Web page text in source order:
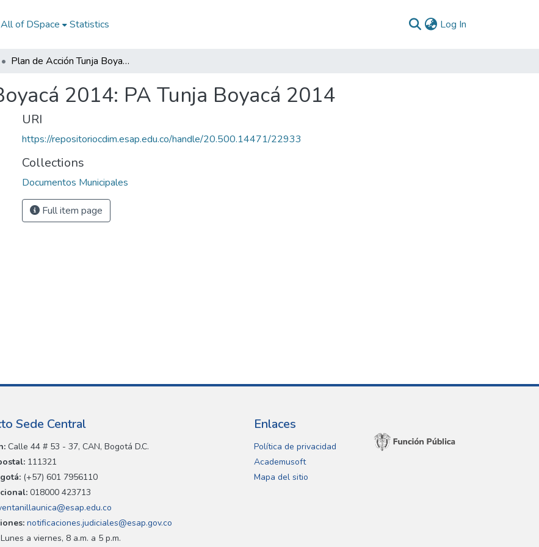
All of DSpace Statistics Log In
Plan de Acción Tunja Boyacá 2014: PA Tunja Boyacá 2014
2014: PA Tunja Boyacá 2014
URI
https://repositoriocdim.esap.edu.co/handle/20.500.14471/22933
Collections
Documentos Municipales
Full item page
Sede Central
Calle 44 # 53 - 37, CAN, Bogotá D.C.
111321
(+57) 601 7956110
018000 423713
notificaciones.judiciales@esap.gov.co
Lunes a viernes, 8 a.m. a 5 p.m.
Enlaces
Política de privacidad
Academusoft
Mapa del sitio